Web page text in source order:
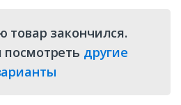
товар закончился.
другие